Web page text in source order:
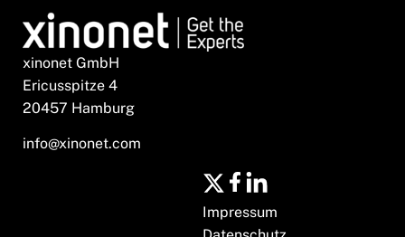
xinonet GmbH
Ericusspitze 4
20457 Hamburg
info@xinonet.com
Impressum